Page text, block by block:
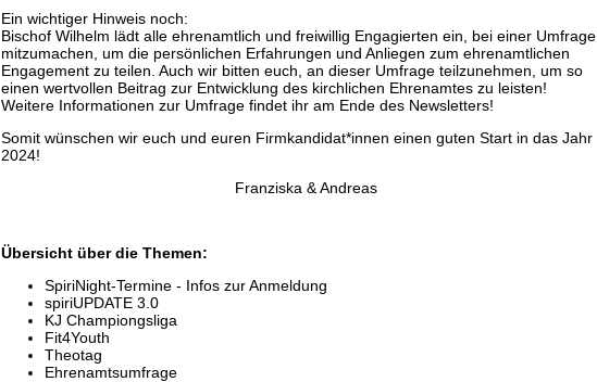
Ein wichtiger Hinweis noch:
Bischof Wilhelm lädt alle ehrenamtlich und freiwillig Engagierten ein, bei einer Umfrage
mitzumachen, um die persönlichen Erfahrungen und Anliegen zum ehrenamtlichen
Engagement zu teilen. Auch wir bitten euch, an dieser Umfrage teilzunehmen, um so
einen wertvollen Beitrag zur Entwicklung des kirchlichen Ehrenamtes zu leisten!
Weitere Informationen zur Umfrage findet ihr am Ende des Newsletters!
Somit wünschen wir euch und euren Firmkandidat*innen einen guten Start in das Jahr
2024!
Franziska & Andreas
Übersicht über die Themen:
SpiriNight-Termine - Infos zur Anmeldung
spiriUPDATE 3.0
KJ Championgsliga
Fit4Youth
Theotag
Ehrenamtsumfrage